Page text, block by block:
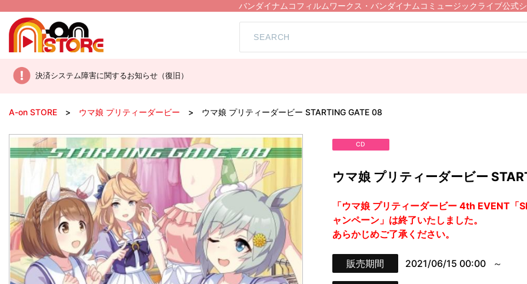
バンダイナムコフィルムワークス・バンダイナムコミュージックライブ公式
決済システム障害に関するお知らせ（復旧）
A-on STORE ウマ娘 プリティーダービー ウマ娘 プリティーダービー STARTING GATE 08
CD
ウマ娘 プリティーダービー
「ウマ娘 プリティーダービー 4th EVENT
ャンペーン」は終了いたしました。
あらかじめご了承ください。
販売期間 2021/06/15 00:00